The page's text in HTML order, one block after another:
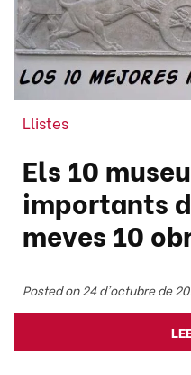
Llistes
Els 10
importants
meves 10
Posted on 24 d'octubre de